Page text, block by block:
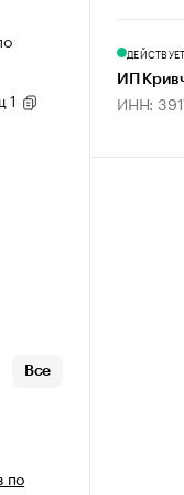
1
Все
по
ДЕЙСТВУЕТ
ИП
ИНН: